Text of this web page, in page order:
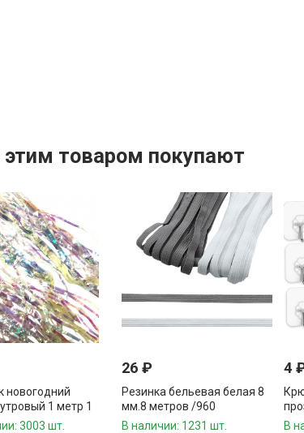
этим товаром покупают
новогодний
1 метр 1
3003 шт.
26 ₽
Резинка бельевая белая 8
мм.8 метров /960
шт.коробка/
В наличии: 1231 шт.
4
В